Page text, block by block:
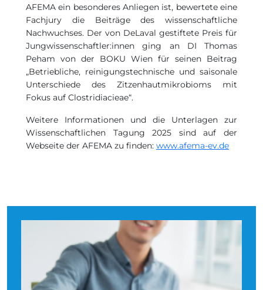
AFEMA ein besonderes Anliegen ist, bewertete eine
Fachjury die Beiträge des wissenschaftliche
Nachwuchses. Der von DeLaval gestiftete Preis für
Jungwissenschaftler:innen ging an DI Thomas
Peham von der BOKU Wien für seinen Beitrag
„Betriebliche, reinigungstechnische und saisonale
Unterschiede des Zitzenhautmikrobioms mit
Fokus auf Clostridiacieae“.
Weitere Informationen und die Unterlagen zur
Wissenschaftlichen Tagung 2025 sind auf der
Webseite der AFEMA zu finden: www.afema-ev.de